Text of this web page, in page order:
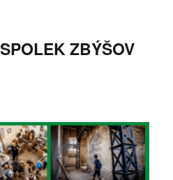
ZBÝŠOV